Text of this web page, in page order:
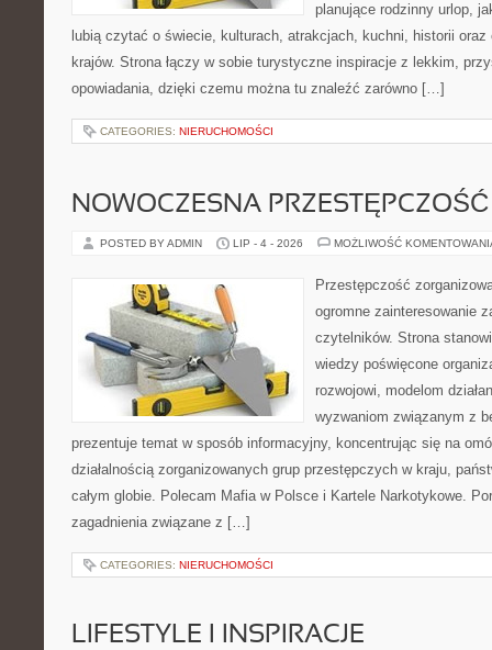
planujące rodzinny urlop,
lubią czytać o świecie, kulturach, atrakcjach, kuchni, historii
krajów. Strona łączy w sobie turystyczne inspiracje z lekkim,
opowiadania, dzięki czemu można tu znaleźć zarówno […]
CATEGORIES: NIERUCHOMOŚCI
NOWOCZESNA PRZESTĘPCZOŚĆ
POSTED BY ADMIN LIP - 4 - 2026 MOŻLIWOŚĆ
Przestępczość
ogromne zainteresowanie
czytelników. Strona
wiedzy poświęcone
rozwojowi, modelom
wyzwaniom związanym z
prezentuje temat w sposób informacyjny, koncentrując się na
działalnością zorganizowanych grup przestępczych w kraju,
całym globie. Polecam Mafia w Polsce i Kartele Narkotykowe.
zagadnienia związane z […]
CATEGORIES: NIERUCHOMOŚCI
LIFESTYLE I INSPIRACJE